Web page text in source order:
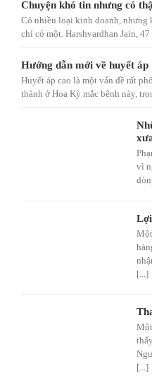
Chuyện khó tin nhưng có
Có nhiều loại kinh doanh, nhưng
chỉ có một. Harshvardhan Jain,
Hướng dẫn mới về huyết áp
Huyết áp cao là một vấn đề rất
thành ở Hoa Kỳ mắc bệnh này,
vì
[...]
[...]